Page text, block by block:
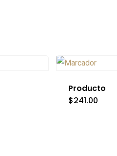
Producto
$241.00